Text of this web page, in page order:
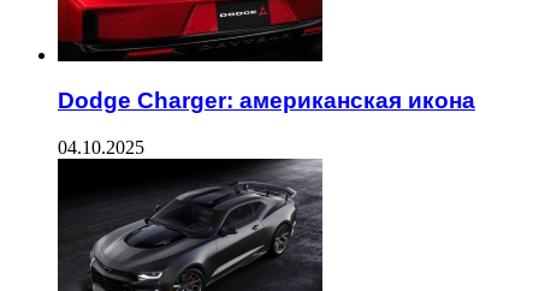
Dodge Charger: американская икона
04.10.2025